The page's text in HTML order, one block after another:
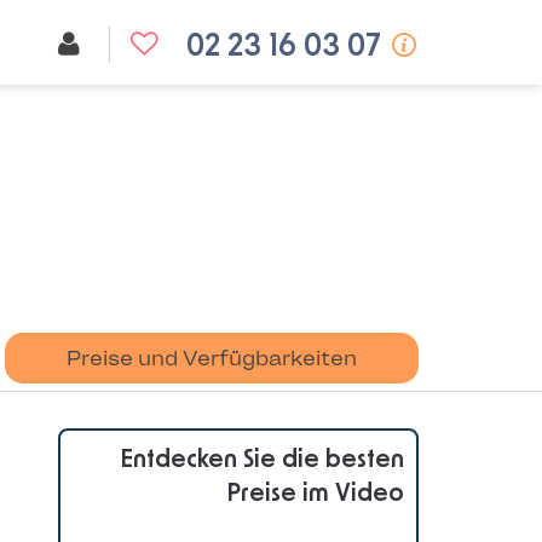
02 23 16 03 07
Preise und Verfügbarkeiten
Entdecken Sie die besten
Preise im Video